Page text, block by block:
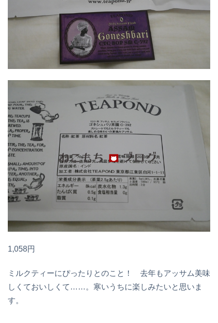
1,058円
ミルクティーにぴったりとのこと！ 去年もアッサム美味
しくておいしくて……。寒いうちに楽しみたいと思いま
す。